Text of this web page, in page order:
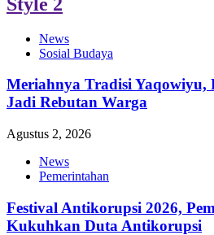
News
Sosial Budaya
Meriahnya Tradisi Yaqowiyu,
Jadi Rebutan Warga
Agustus 2, 2026
News
Pemerintahan
Festival Antikorupsi 2026,
Kukuhkan Duta Antikorupsi